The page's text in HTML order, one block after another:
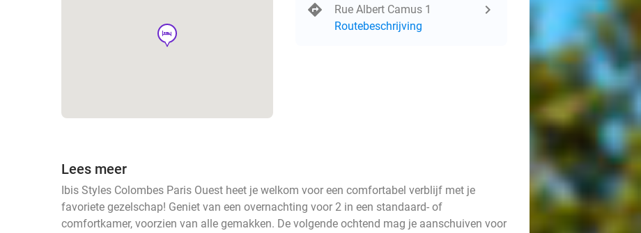
hotel
Rue Albert Camus 1
Routebeschrijving
Lees meer
Ibis Styles Colombes Paris Ouest heet je welkom voor een comfortabel verblijf met je
favoriete gezelschap! Geniet van een overnachting voor 2 in een standaard- of
comfortkamer, voorzien van alle gemakken. De volgende ochtend mag je aanschuiven voor